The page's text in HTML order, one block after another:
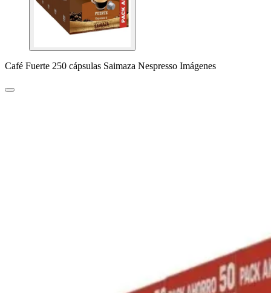
Café Fuerte 250 cápsulas Saimaza Nespresso Imágenes